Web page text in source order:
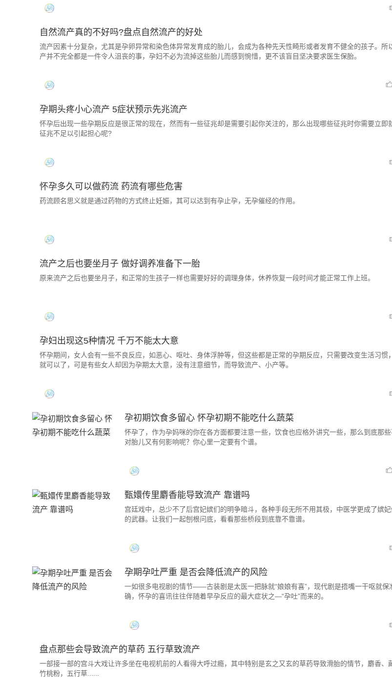
自然流产真的不好吗?盘点自然流产的好处
流产因素十分复杂，尤其是孕卵异常和染色体异常发育成的胎儿，会成为各种先天性畸形或者发育不健全的孩子。所
产并不完全都是一件令人沮丧的事，孕妇不必为流掉这些胎儿而感到惋惜，更不该盲目坚决要求医生保胎。
孕期头疼小心流产 5症状预示先兆流产
怀孕后出现一些孕期反应是很正常的现在，然而有一些征兆却是需要引起你关注的，那么出现哪些征兆时你需要立即
征兆不足以引起担心呢?
怀孕多久可以做药流 药流有哪些危害
药流顾名思义就是通过药物的方式终止妊娠，其可以达到有孕止孕，无孕催经的作用。
流产之后也要坐月子 做好调养准备下一胎
原来流产之后也要坐月子，和正常的生孩子一样也需要好好的调理身体，休养恢复一段时间才能正常工作上班。
孕妇出现这5种情况 千万不能太大意
怀孕期间，女人会有一些不良反应，如恶心、呕吐、身体浮肿等，但这些都是正常的孕期反应，只需要改变生活习惯
就可以了，可是有些女人却因为孕期太大意，没有注意细节，而导致流产、小产等。
孕初期饮食多留心 怀孕初期不能吃什么蔬菜
怀孕了，作为孕妈咪的你在各方面都要注意一些，饮食也应格外讲究一些，那么到底那些
对胎儿又有何影响呢？你心里一定要有个谱。
甄嬛传里麝香能导致流产 靠谱吗
宫廷戏中，总少不了后宫妃嫔们的明争暗斗，各种手段无所不用其极，中医学更成了嫔
的武器。让我们一起刨根问底，看看那些桥段到底靠不靠谱。
孕期孕吐严重 是否会降低流产的风险
一如很多电视剧的情节——古装剧是太医一把脉就“娘娘有喜”，现代剧是捂嘴一干呕就保
确，怀孕的喜讯往往伴随着早孕反应的最大症状之—“孕吐”而来的。
盘点那些会导致流产的草药 五行草致流产
一部接一部的宫斗大戏让许多坐在电视机前的人看得大呼过瘾，其中特别是玄之又玄的草药导致滑胎的情节，麝香、
竹桃粉，五行草......